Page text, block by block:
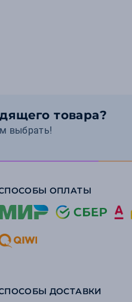
товара?
выбрать!
ОПЛАТЫ
ДОСТАВКИ